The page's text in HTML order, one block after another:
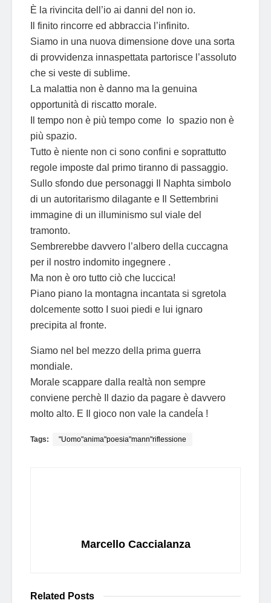
È la rivincita dell’io ai danni del non io.
Il finito rincorre ed abbraccia l’infinito.
Siamo in una nuova dimensione dove una sorta
di provvidenza innaspettata partorisce l’assoluto
che si veste di sublime.
La malattia non è danno ma la genuina
opportunità di riscatto morale.
Il tempo non è più tempo come lo spazio non è
più spazio.
Tutto è niente non ci sono confini e soprattutto
regole imposte dal primo tiranno di passaggio.
Sullo sfondo due personaggi Il Naphta simbolo
di un autoritarismo dilagante e Il Settembrini
immagine di un illuminismo sul viale del
tramonto.
Sembrerebbe davvero l’albero della cuccagna
per il nostro indomito ingegnere .
Ma non è oro tutto ciò che luccica!
Piano piano la montagna incantata si sgretola
dolcemente sotto I suoi piedi e lui ignaro
precipita al fronte.
Siamo nel bel mezzo della prima guerra
mondiale.
Morale scappare dalla realtà non sempre
conviene perchè Il dazio da pagare è davvero
molto alto. E Il gioco non vale la candeĺa !
Tags: "Uomo"anima"poesia"mann"riflessione
Marcello Caccialanza
Related Posts